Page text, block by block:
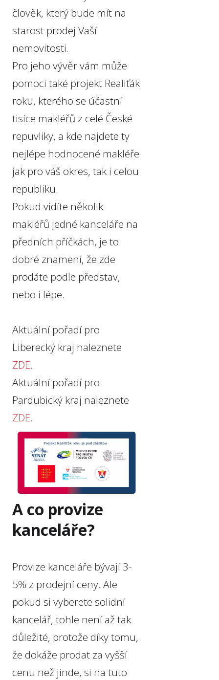
člověk, který bude mít na
starost prodej Vaší
nemovitosti.
Pro jeho vývěr vám může
pomoci také projekt Realiťák
roku, kterého se účastní
tisíce makléřů z celé České
repuvliky, a kde najdete ty
nejlépe hodnocené makléře
jak pro váš okres, tak i celou
republiku.
Pokud vidíte několik
makléřů jedné kanceláře na
předních příčkách, je to
dobré znamení, že zde
prodáte podle představ,
nebo i lépe.
Aktuální pořadí pro
Liberecký kraj naleznete
ZDE.
Aktuální pořadí pro
Pardubický kraj naleznete
ZDE.
A co provize
kanceláře?
Provize kanceláře bývají 3-
5% z prodejní ceny. Ale
pokud si vyberete solidní
kancelář, tohle není až tak
důležité, protože díky tomu,
že dokáže prodat za vyšší
cenu než jinde, si na tuto